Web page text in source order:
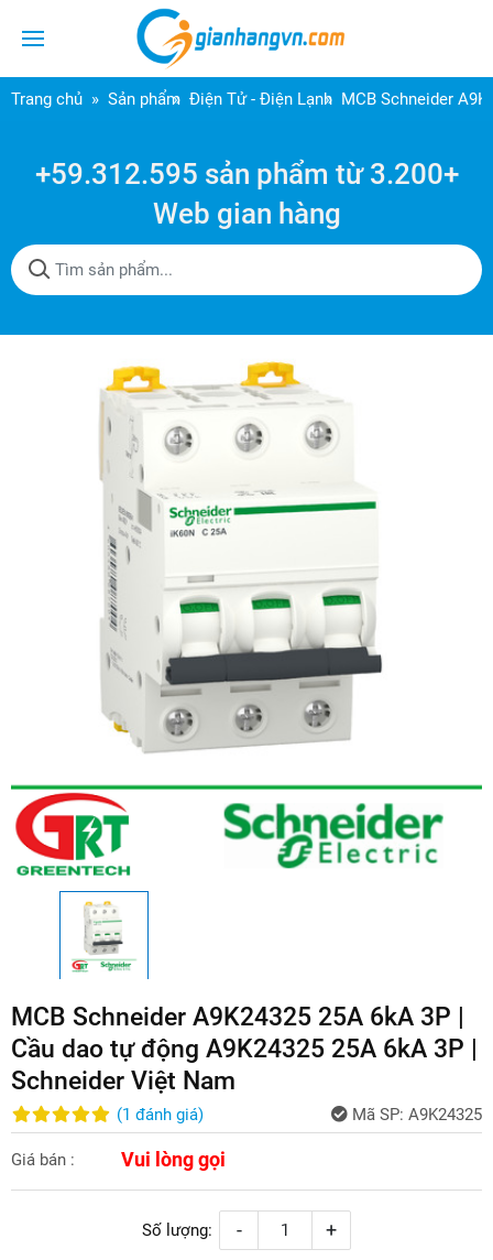
Trang chủ Sản phẩm Điện Tử - Điện Lạnh MCB Schneider
+59.312.595 sản phẩm từ 3.200+
Web gian hàng
MCB Schneider A9K24325 25A 6kA 3P |
Cầu dao tự động A9K24325 25A 6kA 3P |
Schneider Việt Nam
(1 đánh giá) Mã SP: A9K24325
Giá bán : Vui lòng gọi
Số lượng: - +